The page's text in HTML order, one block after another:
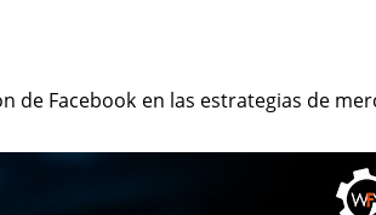
de Facebook en las estrategias de